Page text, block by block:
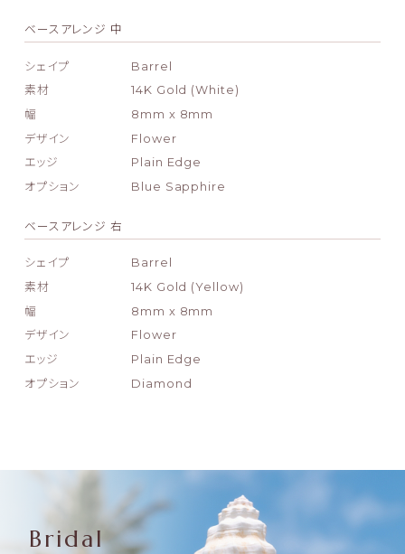
ベースアレンジ 中
シェイプ
Barrel
素材
14K Gold (White)
幅
8mm x 8mm
デザイン
Flower
エッジ
Plain Edge
オプション
Blue Sapphire
ベースアレンジ 右
シェイプ
Barrel
素材
14K Gold (Yellow)
幅
8mm x 8mm
デザイン
Flower
エッジ
Plain Edge
オプション
Diamond
Bridal